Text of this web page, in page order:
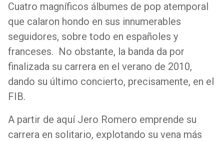
Cuatro magníficos álbumes de pop atemporal
que calaron hondo en sus innumerables
seguidores, sobre todo en españoles y
franceses. No obstante, la banda da por
finalizada su carrera en el verano de 2010,
dando su último concierto, precisamente, en el
FIB.
A partir de aquí Jero Romero emprende su
carrera en solitario, explotando su vena más